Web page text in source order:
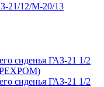
21/12/М-20/13